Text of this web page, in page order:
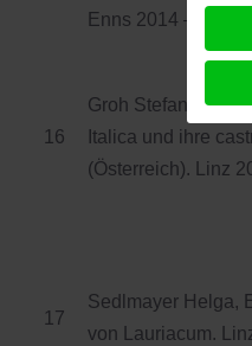
Enns 2014 – ISBN
16
Groh Stefan, Im
Italica und ihre
(Österreich). Linz
17
Sedlmayer Helga,
von Lauriacum.